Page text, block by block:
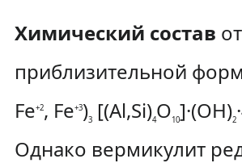
Химический состав
приблизительной
Fe+2, Fe+3)3[(Al,Si)4O10]·(OH)2
Однако вермикулит